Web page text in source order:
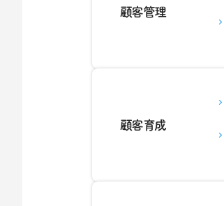
顧客管理
顧客育成